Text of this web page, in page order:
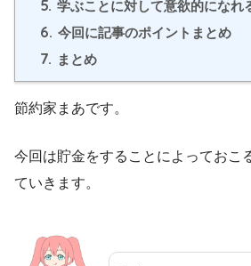
5. 学ぶことに対して意欲的になれ
6. 今回に記事のポイントまとめ
7. まとめ
節約家まあです。
今回は貯金をすることによっておこ
ていきます。